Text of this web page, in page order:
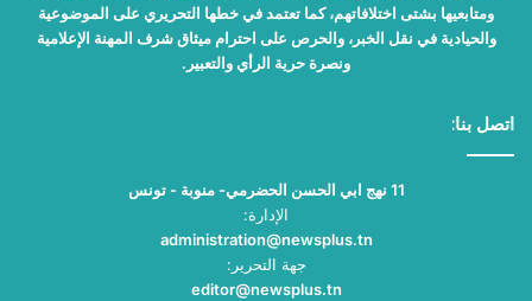
ومتابعيها بشتى اختلافاتهم، كما تعتمد في خطها التحريري على الموضوعية
والحيادية في نقل الخبر، والحرص على احترام ميثاق شرف المهنة الإعلامية
ونصرة حرية الرأي والتعبير.
اتصل بنا:
11 نهج ابي الحسن الحضرمي- منوبة - تونس
الإدارة:
administration@newsplus.tn
جهة التحرير:
editor@newsplus.tn